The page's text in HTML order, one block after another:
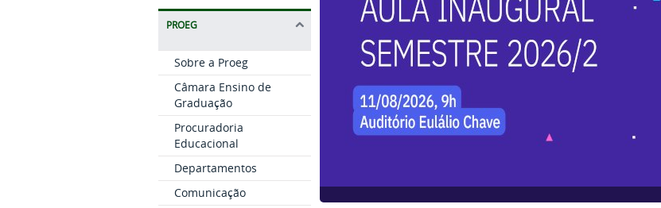
PROEG
Sobre a Proeg
Câmara Ensino de
Graduação
Procuradoria
Educacional
Departamentos
Comunicação